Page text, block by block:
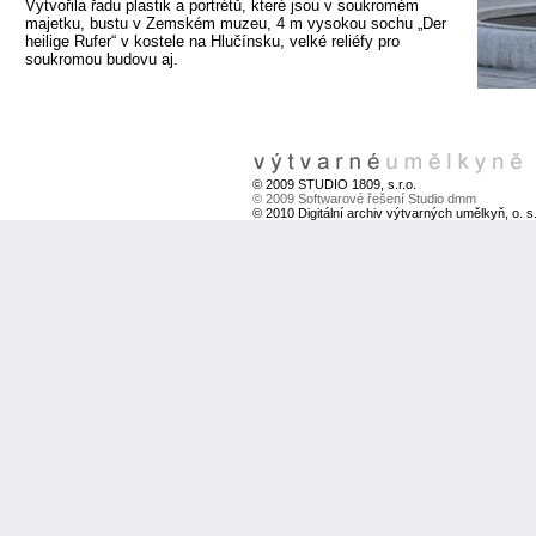
Vytvořila řadu plastik a portrétů, které jsou v soukromém
majetku, bustu v Zemském muzeu, 4 m vysokou sochu „Der
heilige Rufer“ v kostele na Hlučínsku, velké reliéfy pro
soukromou budovu aj.
© 2009 STUDIO 1809, s.r.o.
© 2009 Softwarové řešení Studio dmm
© 2010 Digitální archiv výtvarných umělkyň, o. s.